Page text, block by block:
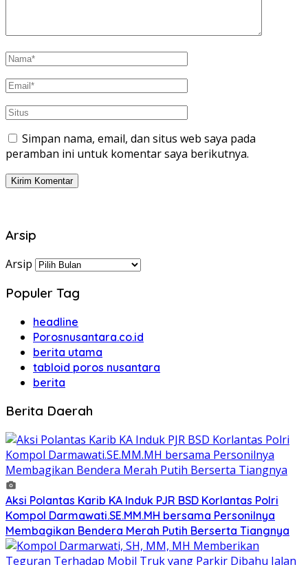
Simpan nama, email, dan situs web saya pada
peramban ini untuk komentar saya berikutnya.
Arsip
Arsip
Populer Tag
headline
Porosnusantara.co.id
berita utama
tabloid poros nusantara
berita
Berita Daerah
Aksi Polantas Karib KA Induk PJR BSD Korlantas Polri
Kompol Darmawati.SE.MM.MH bersama Personilnya
Membagikan Bendera Merah Putih Berserta Tiangnya